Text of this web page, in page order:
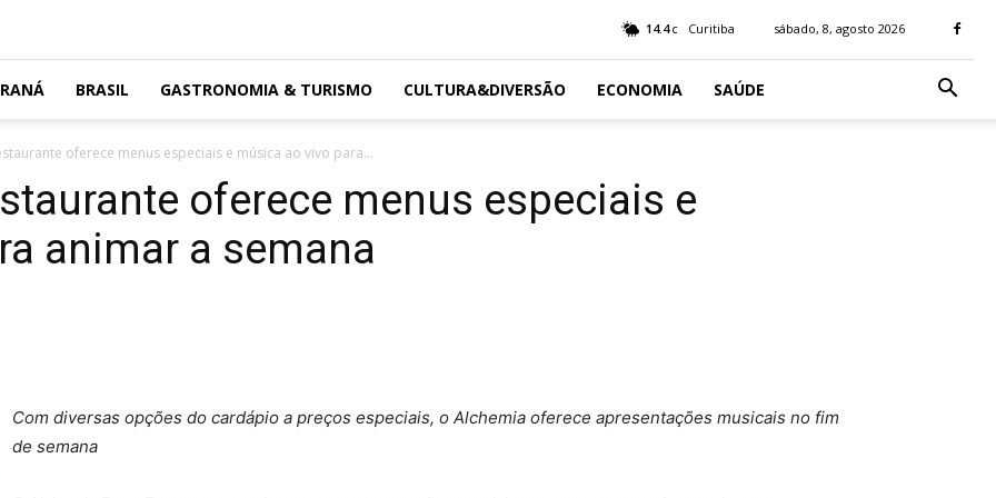
14.4 C Curitiba sábado, 8, agosto 2026
BRASIL GASTRONOMIA & TURISMO CULTURA&DIVERSÃO ECONOMIA SAÚDE
oferece menus especiais e música ao vivo para...
oferece menus especiais e
animar a semana
Com diversas opções do cardápio a preços especiais, o Alchemia oferece apresentações musicais no fim
de semana